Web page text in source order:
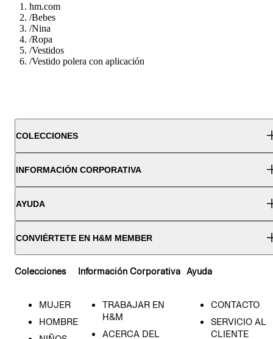
hm.com
/Bebes
/Nina
/Ropa
/Vestidos
/Vestido polera con aplicación
COLECCIONES
INFORMACIÓN CORPORATIVA
AYUDA
CONVIÉRTETE EN H&M MEMBER
Colecciones
MUJER
HOMBRE
Información Corporativa
TRABAJAR EN
H&M
ACERCA DEL
Ayuda
CONTACTO
SERVICIO AL
CLIENTE